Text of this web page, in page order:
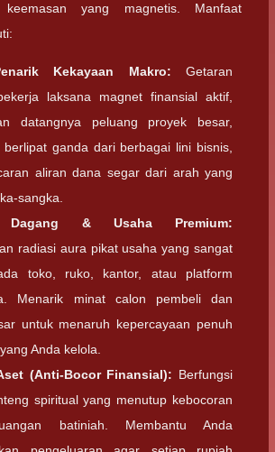
yang magnetis. Manfaat
Kekayaan Makro: Getaran
laksana magnet finansial aktif,
datangnya peluang proyek besar,
berlipat ganda dari berbagai lini bisnis,
aliran dana segar dari arah yang
sangka.
Dagang & Usaha Premium:
radiasi aura pikat usaha yang sangat
toko, ruko, kantor, atau platform
Menarik minat calon pembeli dan
untuk menaruh kepercayaan penuh
Anda kelola.
(Anti-Bocor Finansial): Berfungsi
spiritual yang menutup kebocoran
batiniah. Membantu Anda